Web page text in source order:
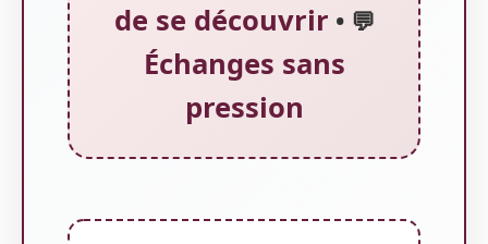
de se découvrir • 💬
Échanges sans
pression